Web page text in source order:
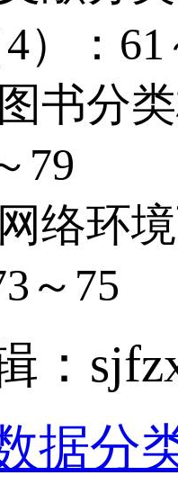
4）：
书分
79
络环
～75
：
据分